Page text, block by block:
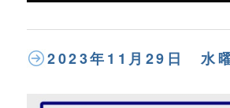
2023年11月29日 水